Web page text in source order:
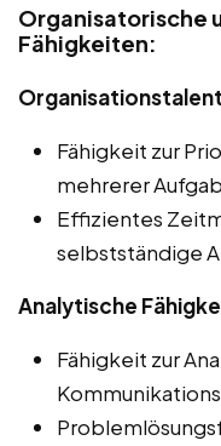
Organisatorische
Fähigkeiten:
Organisationstalent
Fähigkeit zur
mehrerer
Effizientes
selbstständige
Analytische
Fähigkeit zur